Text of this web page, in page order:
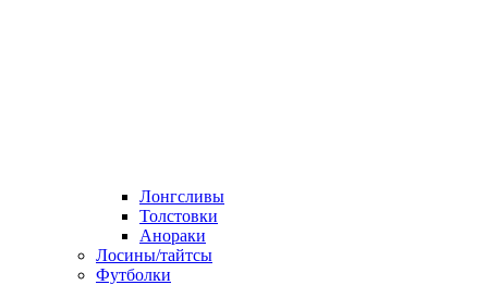
Лонгсливы
Толстовки
Анораки
Лосины/тайтсы
Футболки